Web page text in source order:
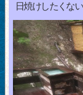
日焼けしたくな